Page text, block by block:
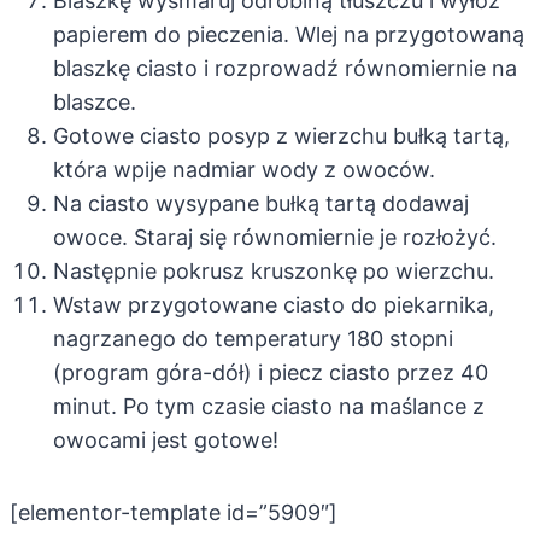
papierem do pieczenia. Wlej na przygotowaną
blaszkę ciasto i rozprowadź równomiernie na
blaszce.
Gotowe ciasto posyp z wierzchu bułką tartą,
która wpije nadmiar wody z owoców.
Na ciasto wysypane bułką tartą dodawaj
owoce. Staraj się równomiernie je rozłożyć.
Następnie pokrusz kruszonkę po wierzchu.
Wstaw przygotowane ciasto do piekarnika,
nagrzanego do temperatury 180 stopni
(program góra-dół) i piecz ciasto przez 40
minut. Po tym czasie ciasto na maślance z
owocami jest gotowe!
[elementor-template id=”5909″]